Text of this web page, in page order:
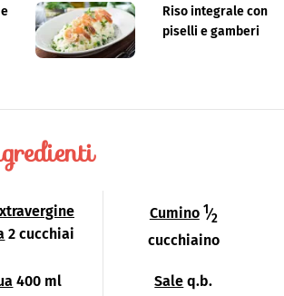
Riso integrale con
piselli e gamberi
2 cucchiai
Cumino 1⁄2
cucchiaino
400 ml Sale q.b.